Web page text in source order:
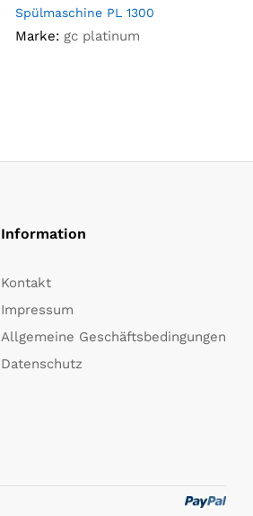
Spülmaschine PL 1300
Marke: gc platinum
Information
Kontakt
Impressum
Allgemeine Geschäftsbedingungen
Datenschutz